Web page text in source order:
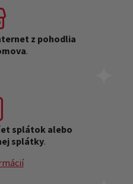
z pohodlia
.
splátok alebo
splátky.